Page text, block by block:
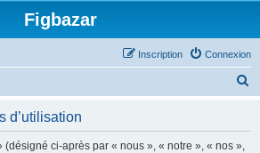
Figbazar
Connexion
Inscription
d’utilisation
(désigné ci-après par « nous », « notre », « nos »,